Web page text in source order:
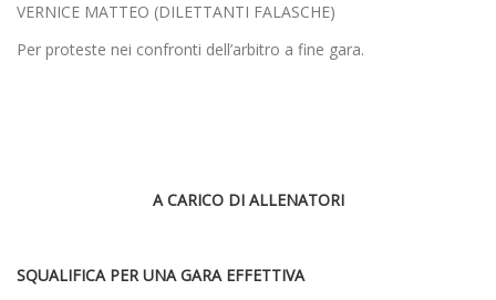
VERNICE MATTEO (DILETTANTI FALASCHE)
Per proteste nei confronti dell’arbitro a fine gara.
A CARICO DI ALLENATORI
SQUALIFICA PER UNA GARA EFFETTIVA